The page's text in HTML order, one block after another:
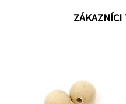
ZÁKAZNÍCI